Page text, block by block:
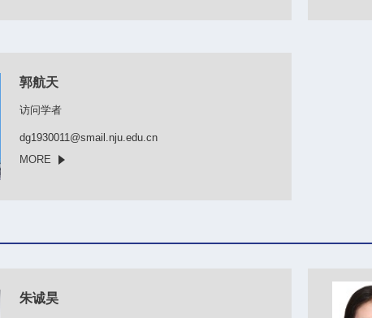
郭航天
访问学者
dg1930011@smail.nju.edu.cn
MORE
朱诚昊